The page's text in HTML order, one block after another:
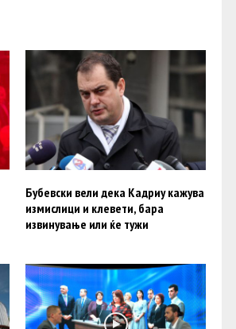
Бубевски вели дека Кадриу кажува
измислици и клевети, бара
извинување или ќе тужи